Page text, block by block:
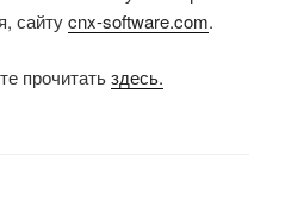
сайтуcnx-software.com.
прочитатьздесь.